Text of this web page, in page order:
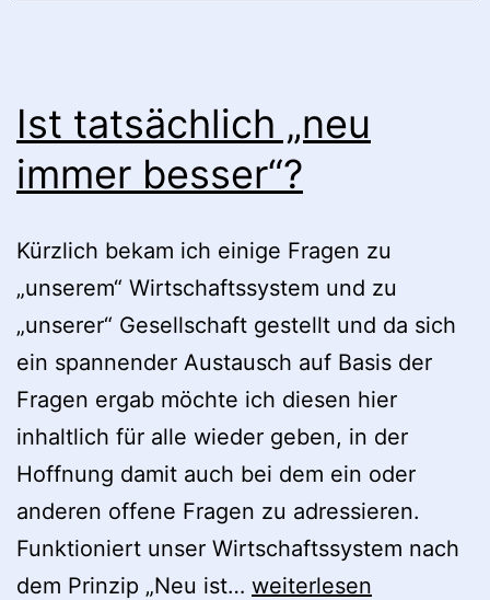
legale
Steuervermeidung
ermöglicht
Ist tatsächlich „neu
immer besser“?
Kürzlich bekam ich einige Fragen zu
„unserem“ Wirtschaftssystem und zu
„unserer“ Gesellschaft gestellt und da sich
ein spannender Austausch auf Basis der
Fragen ergab möchte ich diesen hier
inhaltlich für alle wieder geben, in der
Hoffnung damit auch bei dem ein oder
anderen offene Fragen zu adressieren.
Funktioniert unser Wirtschaftssystem nach
dem Prinzip „Neu ist… Ist
weiterlesen